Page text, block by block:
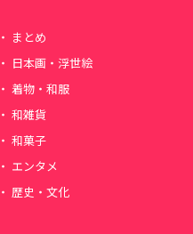
まとめ
日本画・浮世絵
着物・和服
和雑貨
和菓子
エンタメ
歴史・文化